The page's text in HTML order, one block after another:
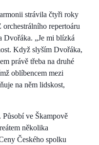
strávila čtyři roky
repertoáru
Dvořáka. „Je mi blízká
Když slyším Dvořáka,
právě třeba na druhé
oblíbencem mezi
na něm lidskost,
Působí ve Škampově
několika
Českého spolku